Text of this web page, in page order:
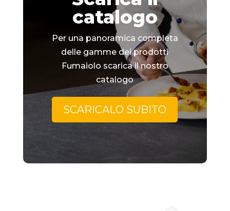
catalogo
Per una panoramica completa
delle gamme dei prodotti
Fumaiolo scarica il nostro
catalogo
SCARICALO SUBITO